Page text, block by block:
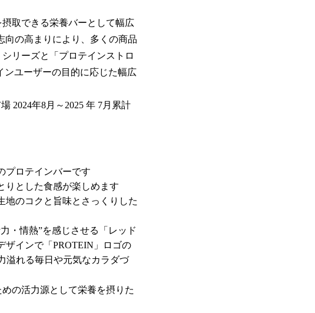
取できる栄養バーとして幅広
向の高まりにより、多くの商品
リーズと「プロテインストロ
ンユーザーの目的に応じた幅広
2024年8月～2025 年 7月累計
プロテインバーです
りとした食感が楽しめます
地のコクと旨味とさっくりした
・情熱”を感じさせる「レッド
ザインで「PROTEIN」ロゴの
溢れる毎日や元気なカラダづ
の活力源として栄養を摂りた